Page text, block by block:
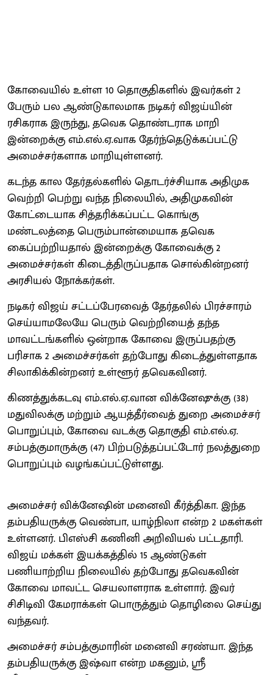
கோவையில் உள்ள 10 தொகுதிகளில் இவர்கள் 2
பேரும் பல ஆண்டுகாலமாக நடிகர் விஜய்யின்
ரசிகராக இருந்து, தவெக தொண்டராக மாறி
இன்றைக்கு எம்.எல்.ஏ.வாக தேர்ந்தெடுக்கப்பட்டு
அமைச்சர்களாக மாறியுள்ளனர்.
கடந்த கால தேர்தல்களில் தொடர்ச்சியாக அதிமுக
வெற்றி பெற்று வந்த நிலையில், அதிமுகவின்
கோட்டையாக சித்தரிக்கப்பட்ட கொங்கு
மண்டலத்தை பெரும்பான்மையாக தவெக
கைப்பற்றியதால் இன்றைக்கு கோவைக்கு 2
அமைச்சர்கள் கிடைத்திருப்பதாக சொல்கின்றனர்
அரசியல் நோக்கர்கள்.
நடிகர் விஜய் சட்டப்பேரவைத் தேர்தலில் பிரச்சாரம்
செய்யாமலேயே பெரும் வெற்றியைத் தந்த
மாவட்டங்களில் ஒன்றாக கோவை இருப்பதற்கு
பரிசாக 2 அமைச்சர்கள் தற்போது கிடைத்துள்ளதாக
சிலாகிக்கின்றனர் உள்ளூர் தவெகவினர்.
கிணத்துக்கடவு எம்.எல்.ஏ.வான விக்னேஷுக்கு (38)
மதுவிலக்கு மற்றும் ஆயத்தீர்வைத் துறை அமைச்சர்
பொறுப்பும், கோவை வடக்கு தொகுதி எம்.எல்.ஏ.
சம்பத்குமாருக்கு (47) பிற்படுத்தப்பட்டோர் நலத்துறை
பொறுப்பும் வழங்கப்பட்டுள்ளது.
அமைச்சர் விக்னேஷின் மனைவி கீர்த்திகா. இந்த
தம்பதியருக்கு வெண்பா, யாழ்நிலா என்ற 2 மகள்கள்
உள்ளனர். பிஎஸ்சி கணினி அறிவியல் பட்டதாரி.
விஜய் மக்கள் இயக்கத்தில் 15 ஆண்டுகள்
பணியாற்றிய நிலையில் தற்போது தவெகவின்
கோவை மாவட்ட செயலாளராக உள்ளார். இவர்
சிசிடிவி கேமராக்கள் பொருத்தும் தொழிலை செய்து
வந்தவர்.
அமைச்சர் சம்பத்குமாரின் மனைவி சரண்யா. இந்த
தம்பதியருக்கு இஷ்வா என்ற மகனும், ஸ்ரீ